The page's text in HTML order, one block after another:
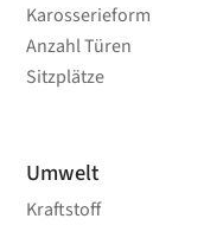
Karosserieform
Anzahl Türen
Sitzplätze
Umwelt
Kraftstoff